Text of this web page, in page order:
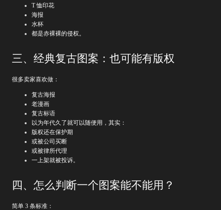
T 恤印花
海报
水杯
都是赤裸裸的侵权。
三、经典复古图案：也可能有版权
很多卖家喜欢做：
复古海报
老漫画
复古标语
以为年代久了就可以随便用，其实：
版权还在保护期
或被公司买断
或被律所代理
一上架就被投诉。
四、怎么判断一个图案能不能用？
简单 3 条标准：